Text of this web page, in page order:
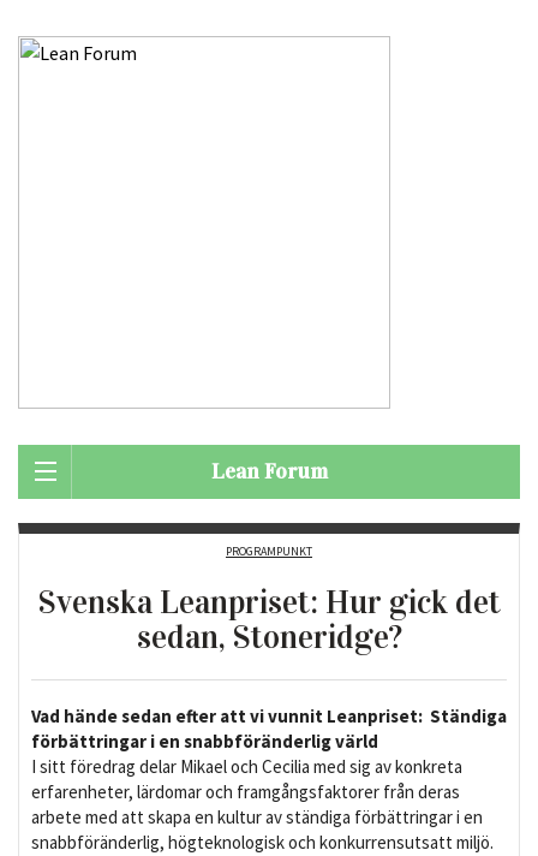
Lean Forum
PROGRAMPUNKT
Svenska Leanpriset: Hur gick det
sedan, Stoneridge?
Vad hände sedan efter att vi vunnit Leanpriset: Ständiga
förbättringar i en snabbföränderlig värld
I sitt föredrag delar Mikael och Cecilia med sig av konkreta
erfarenheter, lärdomar och framgångsfaktorer från deras
arbete med att skapa en kultur av ständiga förbättringar i en
snabbföränderlig, högteknologisk och konkurrensutsatt miljö.